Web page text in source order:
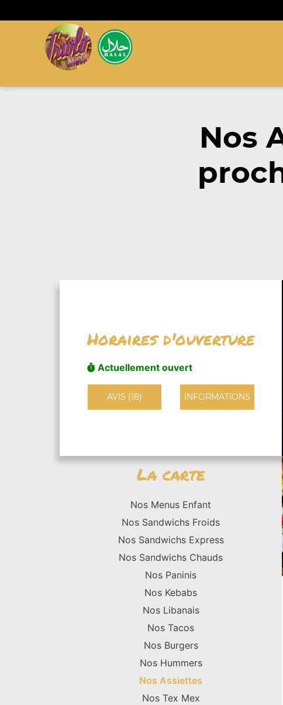
Nos
Horaires d'ouverture
Actuellement ouvert
AVIS (18) INFORMATIONS
La carte
Nos Menus Enfant
Nos Sandwichs Froids
Nos Sandwichs Express
Nos Sandwichs Chauds
Nos Paninis
Nos Kebabs
Nos Libanais
Nos Tacos
Nos Burgers
Nos Hummers
Nos Assiettes
Nos Tex Mex